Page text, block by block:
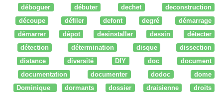
déboguer
débuter dechet
deconstruction
découpe
défiler defont degré
démarrage
démarrer
dépot desinstaller dessin
détecter
détection
détermination disque
dissection
distance
diversité DIY doc
document
documentation
documenter dodoc
dome
Dominique
dormants dossier draisienne
droits